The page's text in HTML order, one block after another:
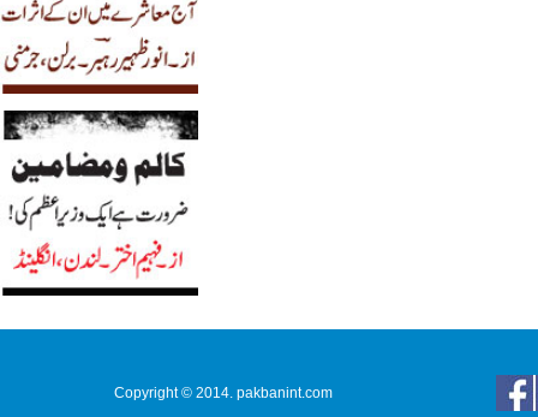
Copyright © 2014. pakbanint.com